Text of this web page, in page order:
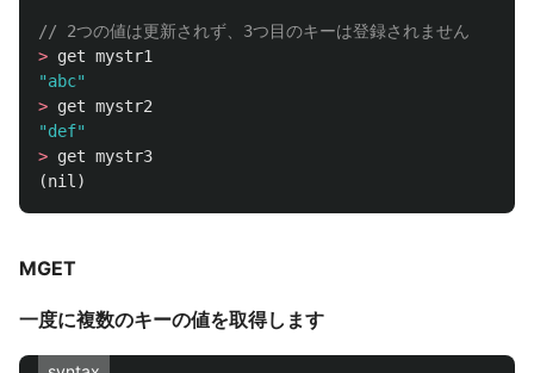
// 2つの値は更新されず、3つ目のキーは登録されません
> get mystr1
"abc"
> get mystr2
"def"
> get mystr3
(nil )
MGET
一度に複数のキーの値を取得します